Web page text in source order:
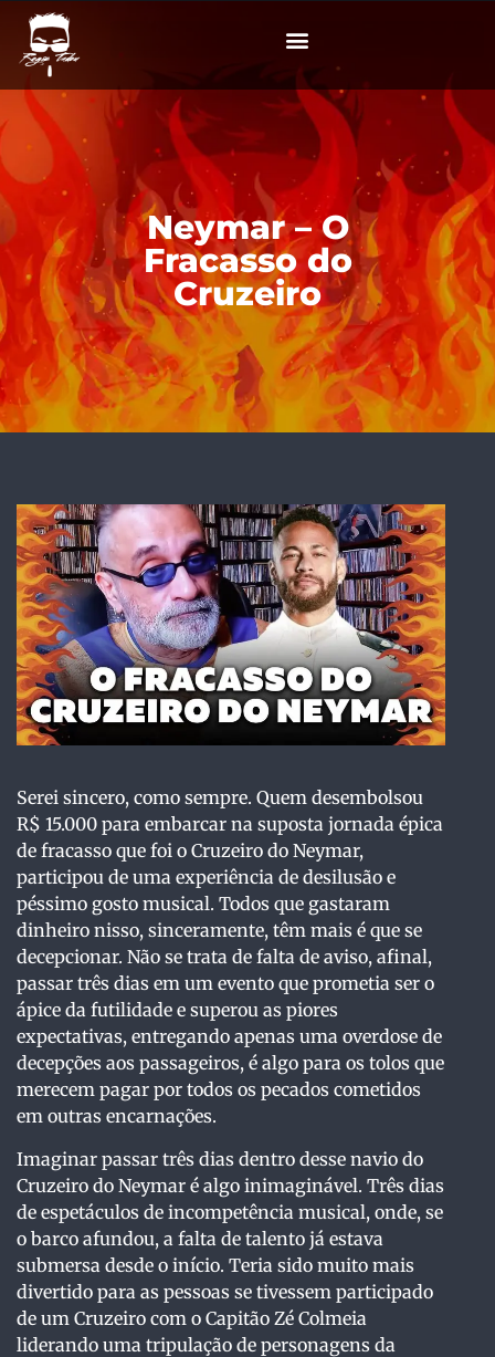
Neymar – O
Fracasso do
Cruzeiro
Serei sincero, como sempre. Quem desembolsou
R$ 15.000 para embarcar na suposta jornada épica
de fracasso que foi o Cruzeiro do Neymar,
participou de uma experiência de desilusão e
péssimo gosto musical. Todos que gastaram
dinheiro nisso, sinceramente, têm mais é que se
decepcionar. Não se trata de falta de aviso, afinal,
passar três dias em um evento que prometia ser o
ápice da futilidade e superou as piores
expectativas, entregando apenas uma overdose de
decepções aos passageiros, é algo para os tolos que
merecem pagar por todos os pecados cometidos
em outras encarnações.
Imaginar passar três dias dentro desse navio do
Cruzeiro do Neymar é algo inimaginável. Três dias
de espetáculos de incompetência musical, onde, se
o barco afundou, a falta de talento já estava
submersa desde o início. Teria sido muito mais
divertido para as pessoas se tivessem participado
de um Cruzeiro com o Capitão Zé Colmeia
liderando uma tripulação de personagens da